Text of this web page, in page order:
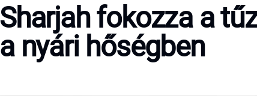
Sharjah fokozza a
a nyári hőségben